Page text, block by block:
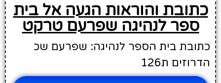
כתובת והוראות הגעה אל בית
ספר לנהיגה שפרעם טרקט
כתובת בית הספר לנהיגה: שפרעם שכ
הדרוזים ת126